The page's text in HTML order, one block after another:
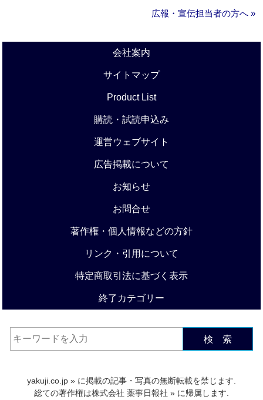
広報・宣伝担当者の方へ »
会社案内
サイトマップ
Product List
購読・試読申込み
運営ウェブサイト
広告掲載について
お知らせ
お問合せ
著作権・個人情報などの方針
リンク・引用について
特定商取引法に基づく表示
終了カテゴリー
検 索
yakuji.co.jp » に掲載の記事・写真の無断転載を禁じます.
総ての著作権は株式会社 薬事日報社 » に帰属します.